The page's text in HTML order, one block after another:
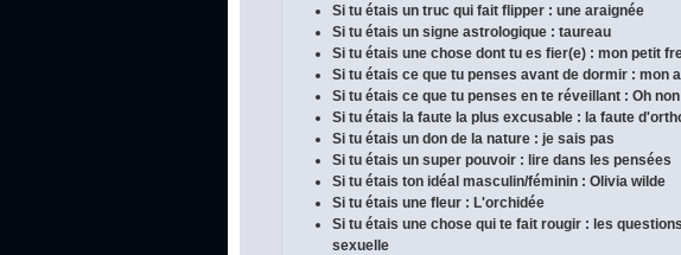
Si tu étais un truc qui fait flipper : une araignée
Si tu étais un signe astrologique : taureau
Si tu étais une chose dont tu es fier(e) : mon petit
Si tu étais ce que tu penses avant de dormir : mon
Si tu étais ce que tu penses en te réveillant : Oh
Si tu étais la faute la plus excusable : la faute
Si tu étais un don de la nature : je sais pas
Si tu étais un super pouvoir : lire dans les pensées
Si tu étais ton idéal masculin/féminin : Olivia wilde
Si tu étais une fleur : L'orchidée
Si tu étais une chose qui te fait rougir : les
sexuelle